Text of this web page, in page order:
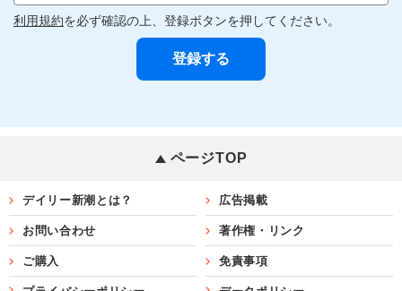
利用規約を必ず確認の上、登録ボタンを押してください。
ページTOP
デイリー新潮とは？ 広告掲載
お問い合わせ 著作権・リンク
ご購入 免責事項